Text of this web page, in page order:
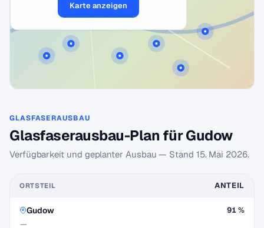
Karte anzeigen
GLASFASERAUSBAU
Glasfaserausbau-Plan für Gudow
Verfügbarkeit und geplanter Ausbau — Stand 15. Mai 2026.
ORTSTEIL ANTEIL
Gudow
—
91 %